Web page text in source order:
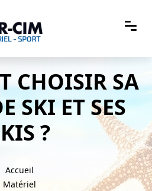
CHOISIR SA
SKI ET SES
?
Accueil
Matériel